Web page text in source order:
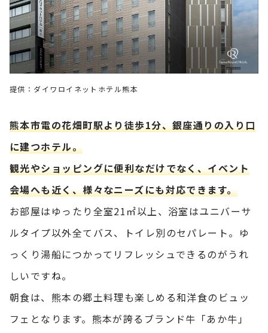
提供：ダイワロイネットホテル熊本
熊本市電の花畑町駅より徒歩1分、銀座通りの入り口
に建つホテル。
観光やショッピングに便利なだけでなく、イベント
会場へも近く、様々なニーズにも対応できます。
お部屋はゆったり全室21㎡以上、浴室はユニバーサ
ルタイプ以外全てバス、トイレ別のセパレート。ゆ
っくり湯船につかってリフレッシュできるのがうれ
しいですね。
朝食は、熊本の郷土料理も楽しめる和洋食のビュッ
フェとなります。熊本が誇るブランド牛「あか牛」